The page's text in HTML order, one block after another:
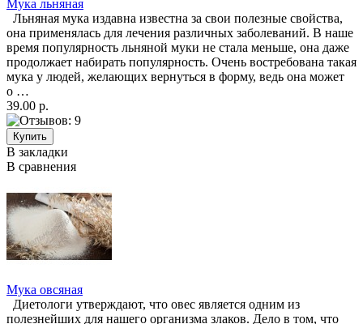
Мука льняная
Льняная мука издавна известна за свои полезные свойства,
она применялась для лечения различных заболеваний. В наше
время популярность льняной муки не стала меньше, она даже
продолжает набирать популярность. Очень востребована такая
мука у людей, желающих вернуться в форму, ведь она может
о …
39.00 р.
В закладки
В сравнения
Мука овсяная
Диетологи утверждают, что овес является одним из
полезнейших для нашего организма злаков. Дело в том, что